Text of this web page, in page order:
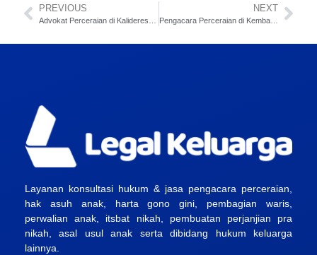
PREVIOUS NEXT
Pengacara Perceraian di Kembangan Jakarta Barat
Layanan konsultasi hukum & jasa pengacara perceraian,
hak asuh anak, harta gono gini, pembagian waris,
perwalian anak, itsbat nikah, pembuatan perjanjian pra
nikah, asal usul anak serta dibidang hukum keluarga
lainnya.